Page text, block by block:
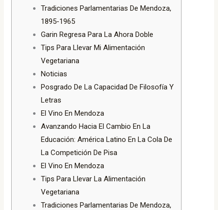
Tradiciones Parlamentarias De Mendoza,
1895-1965
Garin Regresa Para La Ahora Doble
Tips Para Llevar Mi Alimentación
Vegetariana
Noticias
Posgrado De La Capacidad De Filosofía Y
Letras
El Vino En Mendoza
Avanzando Hacia El Cambio En La
Educación: América Latino En La Cola De
La Competición De Pisa
El Vino En Mendoza
Tips Para Llevar La Alimentación
Vegetariana
Tradiciones Parlamentarias De Mendoza,